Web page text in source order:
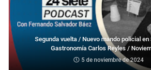
Segunda vuelta / Nuevo mando policial
Gastronomía Carlos Reyles /
5 de noviembre de 2024